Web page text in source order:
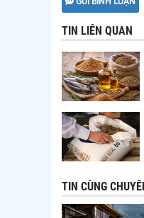
TIN LIÊN QUAN
TIN CÙNG